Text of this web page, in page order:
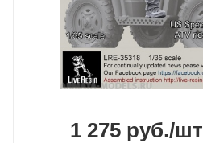
1 275 руб./шт